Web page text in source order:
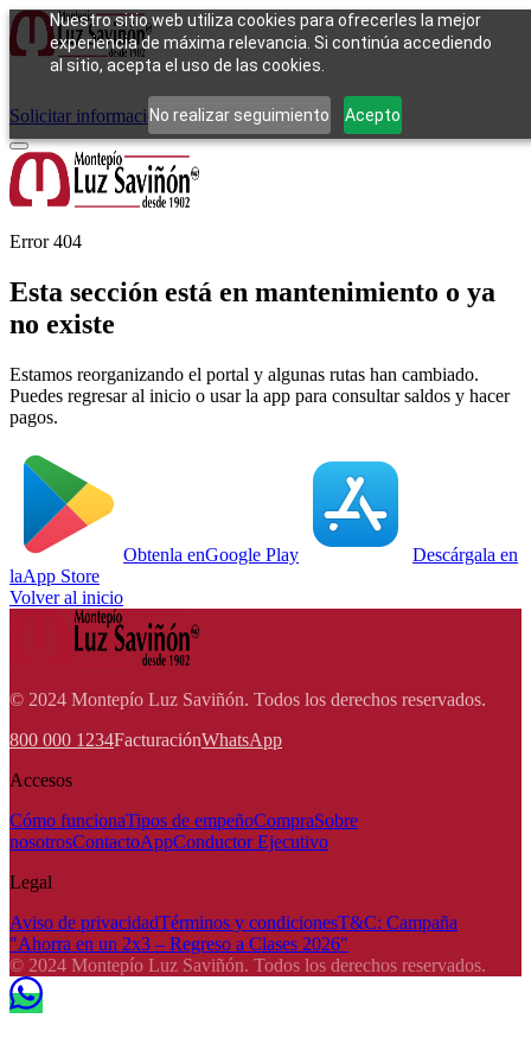
Nuestro sitio web utiliza cookies para ofrecerles la mejor
experiencia de máxima relevancia. Si continúa accediendo
al sitio, acepta el uso de las cookies.
No realizar seguimiento Acepto
Cómo funcionaTipos de empeñoCompraContacto
Solicitar información Iniciar sesión
Error 404
Esta sección está en mantenimiento o ya
no existe
Estamos reorganizando el portal y algunas rutas han cambiado.
Puedes regresar al inicio o usar la app para consultar saldos y hacer
pagos.
Obtenla enGoogle Play
Descárgala en
laApp Store
Volver al inicio
© 2024 Montepío Luz Saviñón. Todos los derechos reservados.
800 000 1234FacturaciónWhatsApp
Accesos
Cómo funcionaTipos de empeñoCompraSobre
nosotrosContactoAppConductor Ejecutivo
Legal
Aviso de privacidadTérminos y condicionesT&C: Campaña
"Ahorra en un 2x3 – Regreso a Clases 2026"
© 2024 Montepío Luz Saviñón. Todos los derechos reservados.